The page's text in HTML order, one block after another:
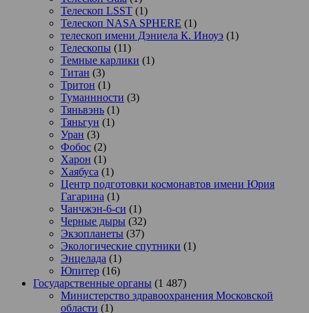
Телескоп LSST (1)
Телескоп NASA SPHERE (1)
телескоп имени Дэниела К. Иноуэ (1)
Телескопы (11)
Темные карлики (1)
Титан (3)
Тритон (1)
Туманнности (3)
Тяньвэнь (1)
Тяньгун (1)
Уран (3)
Фобос (2)
Харон (1)
Хаябуса (1)
Центр подготовки космонавтов имени Юрия
Гагарина (1)
Чанчжэн-6-си (1)
Черные дыры (32)
Экзопланеты (37)
Экологические спутники (1)
Энцелада (1)
Юпитер (16)
Государственные органы (1 487)
Министерство здравоохранения Московской
области (1)